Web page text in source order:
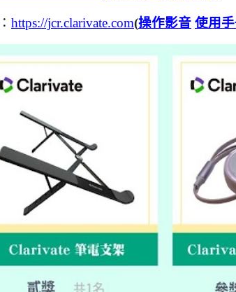
https://jcr.clarivate.com(操作影音 使用